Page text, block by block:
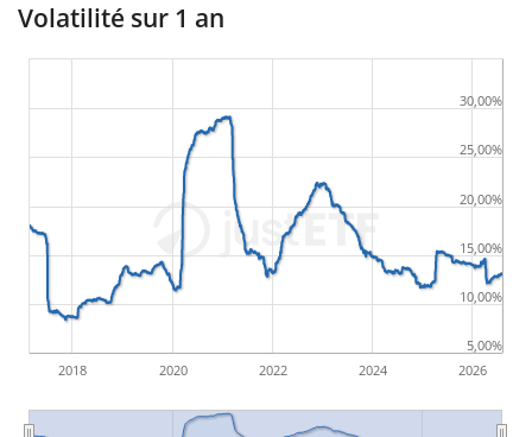
Volatilité sur 1 an
2018 2020 2022 2024 2026
5,00%
10,00%
15,00%
20,00%
25,00%
30,00%